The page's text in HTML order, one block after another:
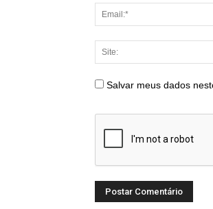
Salvar meus dados